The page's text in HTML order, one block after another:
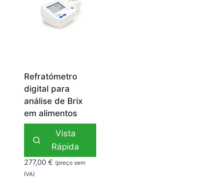
Refratómetro
digital para
análise de Brix
em alimentos
Vista
Rápida
277,00 € (preço sem
IVA)